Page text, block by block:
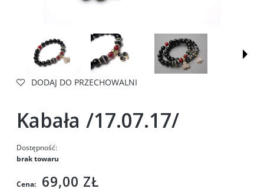
DODAJ DO PRZECHOWALNI
Kabała /17.07.17/
Dostępność:
brak towaru
Cena: 69,00 ZŁ